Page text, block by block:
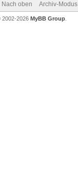
Nach oben Archiv-Modus
2002-2026 MyBB Group.